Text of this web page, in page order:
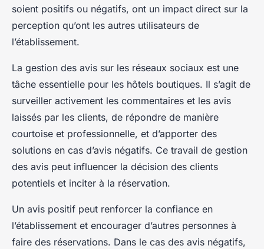
soient positifs ou négatifs, ont un impact direct sur la
perception qu’ont les autres utilisateurs de
l’établissement.
La gestion des avis sur les réseaux sociaux est une
tâche essentielle pour les hôtels boutiques. Il s’agit de
surveiller activement les commentaires et les avis
laissés par les clients, de répondre de manière
courtoise et professionnelle, et d’apporter des
solutions en cas d’avis négatifs. Ce travail de gestion
des avis peut influencer la décision des clients
potentiels et inciter à la réservation.
Un avis positif peut renforcer la confiance en
l’établissement et encourager d’autres personnes à
faire des réservations. Dans le cas des avis négatifs,